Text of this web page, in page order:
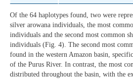
Of the 64 haplotypes found, two were
silver arowana individuals, the most
individuals and the second most common
individuals (Fig. 4). The second most
found in the western Amazon basin,
of the Purus River. In contrast, the most
distributed throughout the basin, with the